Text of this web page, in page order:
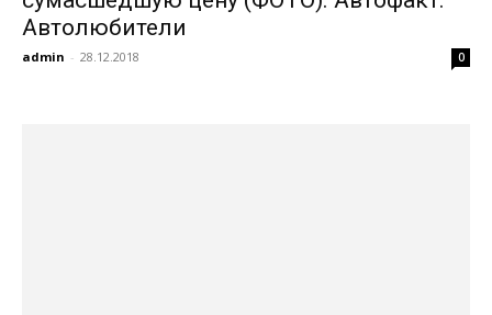
Автолюбители
admin - 28.12.2018 0